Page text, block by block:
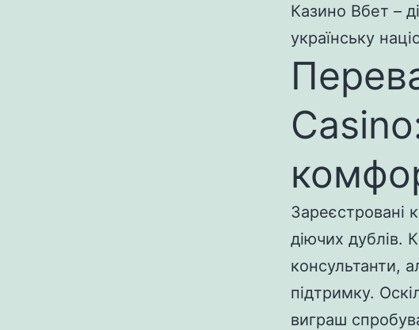
Казино Вбет –
українську
Зареєстровані
діючих дублів.
консультанти,
підтримку.
виграш